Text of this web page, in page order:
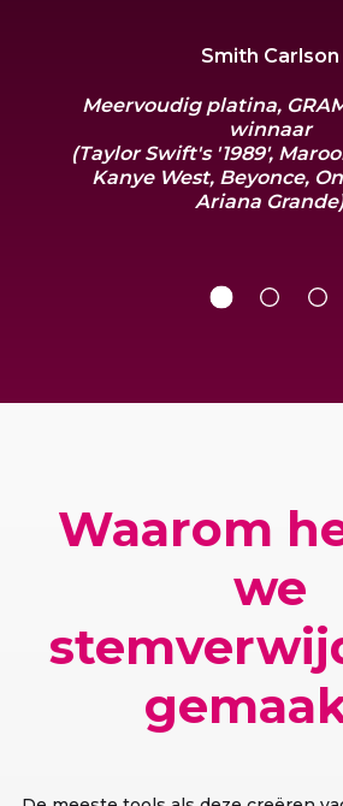
Smith Carlson
Meervoudig platina,
winnaar
(Taylor Swift's '1989',
Kanye West, Beyonce,
Ariana
Waarom
we